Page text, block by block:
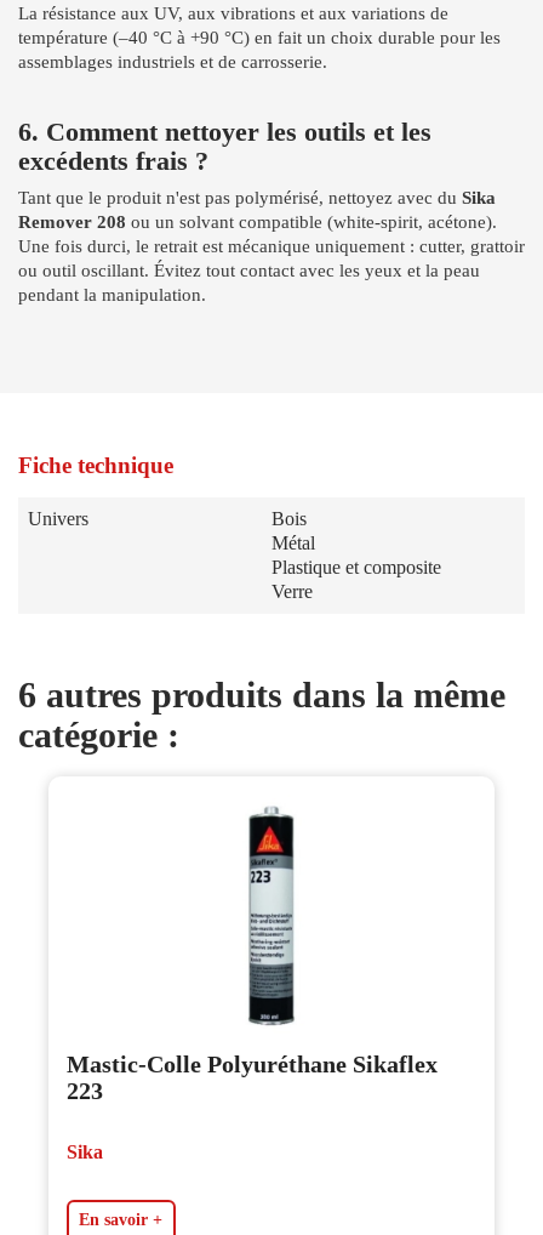
La résistance aux UV, aux vibrations et aux variations de
température (–40 °C à +90 °C) en fait un choix durable pour les
assemblages industriels et de carrosserie.
6. Comment nettoyer les outils et les
excédents frais ?
Tant que le produit n'est pas polymérisé, nettoyez avec du Sika
Remover 208 ou un solvant compatible (white-spirit, acétone).
Une fois durci, le retrait est mécanique uniquement : cutter, grattoir
ou outil oscillant. Évitez tout contact avec les yeux et la peau
pendant la manipulation.
Fiche technique
Univers
Bois
Métal
Plastique et composite
Verre
6 autres produits dans la même
catégorie :
Mastic-Colle Polyuréthane Sikaflex
223
Sika
En savoir +